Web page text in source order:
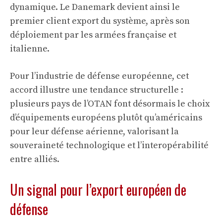
dynamique. Le Danemark devient ainsi le
premier client export du système, après son
déploiement par les armées française et
italienne.
Pour l’industrie de défense européenne, cet
accord illustre une tendance structurelle :
plusieurs pays de l’OTAN font désormais le choix
d’équipements européens plutôt qu’américains
pour leur défense aérienne, valorisant la
souveraineté technologique et l’interopérabilité
entre alliés.
Un signal pour l’export européen de
défense